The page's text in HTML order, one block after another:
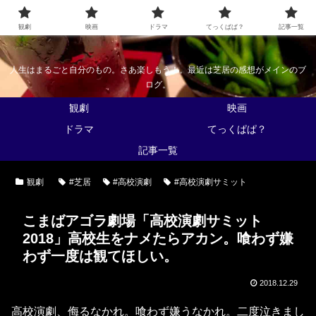
なんかくうかい
人生はまるごと自分のもの。さあ楽しもう！。最近は芝居の感想がメインのブ
ログ。
観劇
映画
ドラマ
てっくぱぱ？
記事一覧
観劇 #芝居 #高校演劇 #高校演劇サミット
こまばアゴラ劇場「高校演劇サミット
2018」高校生をナメたらアカン。喰わず嫌
わず一度は観てほしい。
2018.12.29
高校演劇、侮るなかれ。喰わず嫌うなかれ。二度泣きまし
観劇 映画 ドラマ てっくぱぱ？ 記事一覧